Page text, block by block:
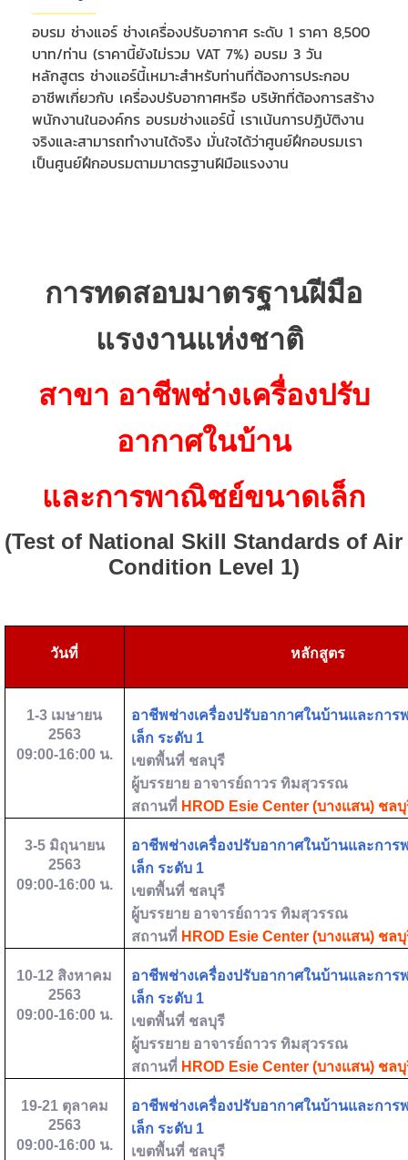
อบรม ช่างแอร์ ช่างเครื่องปรับอากาศ ระดับ 1 ราคา 8,500
บาท/ท่าน (ราคานี้ยังไม่รวม VAT 7%) อบรม 3 วัน
หลักสูตร ช่างแอร์นี้เหมาะสำหรับท่านที่ต้องการประกอบ
อาชีพเกี่ยวกับ เครื่องปรับอากาศหรือ บริษัทที่ต้องการสร้าง
พนักงานในองค์กร อบรมช่างแอร์นี้ เราเน้นการปฏิบัติงาน
จริงและสามารถทำงานได้จริง มั่นใจได้ว่าศูนย์ฝึกอบรมเรา
เป็นศูนย์ฝึกอบรมตามมาตรฐานฝีมือแรงงาน
การทดสอบมาตรฐานฝมือ
แรงงานแห่งชาติ
สาขา อาชีพช่างเครื่องปรับ
อากาศในบ้าน
และการพาณิชย์ขนาดเลก
(Test of National Skill Standards of Air
Condition Level 1)
วันที่ หลักสูตร
1-3 เมษายน
2563
09:00-16:00 น.
อาชีพช่างเครื่องปรับอากาศในบ้านและกา
เล็ก ระดับ 1
เขตพื้นที่ ชลบุรี
ผู้บรรยาย อาจารย์ถาวร ทิมสุวรรณ
สถานที่ HROD Esie Center (บางแสน) ชลบุ
3-5 มิถุนายน
2563
09:00-16:00 น.
อาชีพช่างเครื่องปรับอากาศในบ้านและกา
เล็ก ระดับ 1
เขตพื้นที่ ชลบุรี
ผู้บรรยาย อาจารย์ถาวร ทิมสุวรรณ
สถานที่ HROD Esie Center (บางแสน) ชลบุ
10-12 สิงหาคม
2563
09:00-16:00 น.
อาชีพช่างเครื่องปรับอากาศในบ้านและกา
เล็ก ระดับ 1
เขตพื้นที่ ชลบุรี
ผู้บรรยาย อาจารย์ถาวร ทิมสุวรรณ
สถานที่ HROD Esie Center (บางแสน) ชลบุ
19-21 ตุลาคม
2563
09:00-16:00 น.
อาชีพช่างเครื่องปรับอากาศในบ้านและกา
เล็ก ระดับ 1
เขตพื้นที่ ชลบุรี